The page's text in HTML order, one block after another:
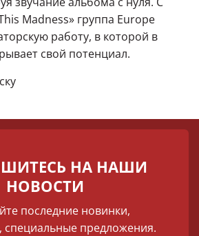
Madness» группа Europe
работу, в которой в
свой потенциал.
НА НАШИ
НОВОСТИ
последние новинки,
специальные предложения.